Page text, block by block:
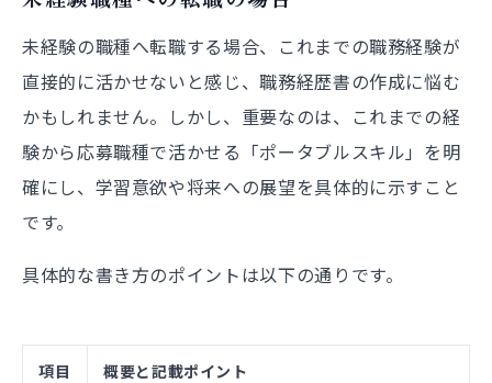
未経験の職種へ転職する場合、これまでの職務経験が
直接的に活かせないと感じ、職務経歴書の作成に悩む
かもしれません。しかし、重要なのは、これまでの経
験から応募職種で活かせる「ポータブルスキル」を明
確にし、学習意欲や将来への展望を具体的に示すこと
です。
具体的な書き方のポイントは以下の通りです。
項目 概要と記載ポイント